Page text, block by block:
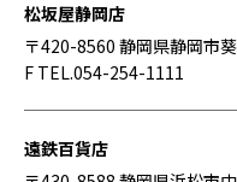
松坂屋静岡店
〒420-8560 静岡県静岡市
F TEL.054-254-1111
遠鉄百貨店